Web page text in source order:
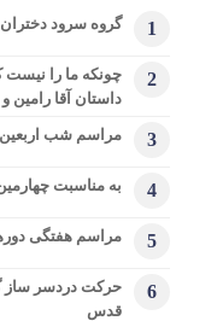
1 گروه سرود
2
چونکه ما را نیست
داستان آقا رامین
3 مراسم شب اربعین
4 به مناسبت
5 مراسم هفتگی
6
حرکت دردسر ساز
قدس